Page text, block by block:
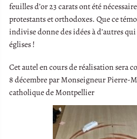
feuilles d’or 23 carats ont été
protestants et orthodoxes. Que ce
indivise donne des idées à d’autres
églises !
Cet autel en cours de réalisation sera
8 décembre par Monseigneur Pierre-
catholique de Montpellier